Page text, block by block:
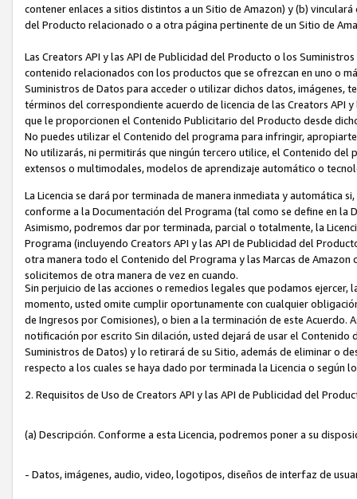
contener enlaces a sitios distintos a un Sitio de Amazon) y (b)
del Producto relacionado o a otra página pertinente de un Sitio de
Las Creators API y las API de Publicidad del Producto o los
contenido relacionados con los productos que se ofrezcan en uno o
Suministros de Datos para acceder o utilizar dichos datos,
términos del correspondiente acuerdo de licencia de las Creators API
que le proporcionen el Contenido Publicitario del Producto desde
No puedes utilizar el Contenido del programa para infringir,
No utilizarás, ni permitirás que ningún tercero utilice, el Contenido
extensos o multimodales, modelos de aprendizaje automático o
La Licencia se dará por terminada de manera inmediata y automática
conforme a la Documentación del Programa (tal como se define en la
Asimismo, podremos dar por terminada, parcial o totalmente, la
Programa (incluyendo Creators API y las API de Publicidad del
otra manera todo el Contenido del Programa y las Marcas de
solicitemos de otra manera de vez en cuando.
Sin perjuicio de las acciones o remedios legales que podamos
momento, usted omite cumplir oportunamente con cualquier
de Ingresos por Comisiones), o bien a la terminación de este
notificación por escrito Sin dilación, usted dejará de usar el
Suministros de Datos) y lo retirará de su Sitio, además de eliminar o
respecto a los cuales se haya dado por terminada la Licencia o según
2. Requisitos de Uso de Creators API y las API de Publicidad del
(a) Descripción. Conforme a esta Licencia, podremos poner a su
- Datos, imágenes, audio, video, logotipos, diseños de interfaz de